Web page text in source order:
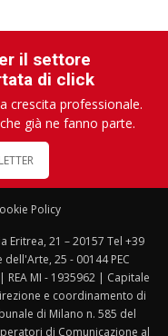
il settore
di click
crescita professionale.
già ne fanno parte.
Policy
Eritrea, 21 – 20157 Tel +39
25 - 00144 PEC
MI - 1935962 | Capitale
e coordinamento di
di Milano n. 585 del
di Comunicazione al